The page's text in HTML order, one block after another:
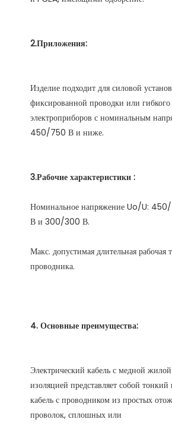
Изделие подходит для силовой
фиксированной проводки или
электроприборов с номинальным
Номинальное напряжение Uo/U:
Макс. допустимая длительная рабочая
Электрический кабель с медной
изоляцией представляет собой
кабель с проводником из простых